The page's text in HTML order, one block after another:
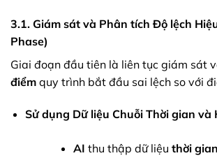
3.1. Giám sát và Phân tích Độ lệch
Phase)
Giai đoạn đầu tiên là liên tục giám sát
điểm quy trình bắt đầu sai lệch so với
Sử dụng Dữ liệu Chuỗi Thời gian và
AI thu thập dữ liệu thời